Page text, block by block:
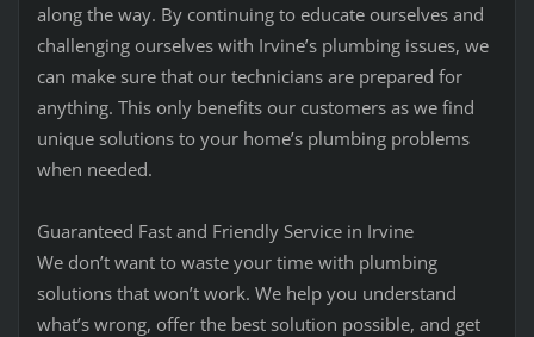
along the way. By continuing to educate ourselves and
challenging ourselves with Irvine’s plumbing issues, we
can make sure that our technicians are prepared for
anything. This only benefits our customers as we find
unique solutions to your home’s plumbing problems
when needed.
Guaranteed Fast and Friendly Service in Irvine
We don’t want to waste your time with plumbing
solutions that won’t work. We help you understand
what’s wrong, offer the best solution possible, and get